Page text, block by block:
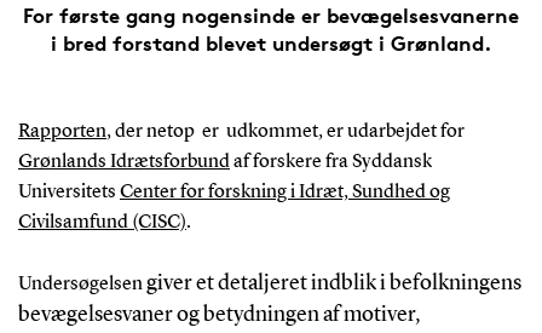
For første gang nogensinde er bevægelsesvanerne
i bred forstand blevet undersøgt i Grønland.
Rapporten, der netop er udkommet, er udarbejdet for
Grønlands Idrætsforbundaf forskere fra Syddansk
Universitets Center for forskning i Idræt, Sundhed og
Civilsamfund (CISC).
Undersøgelsengiver et detaljeret indblik i befolkningens
bevægelsesvaner og betydningen af motiver,